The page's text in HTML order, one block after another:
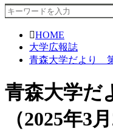
HOME
大学広報誌
青森大学だより 第
青森大学
（2025年3